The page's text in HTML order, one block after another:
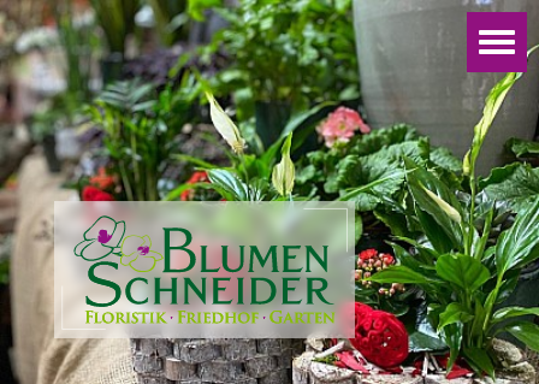
Startseite
|